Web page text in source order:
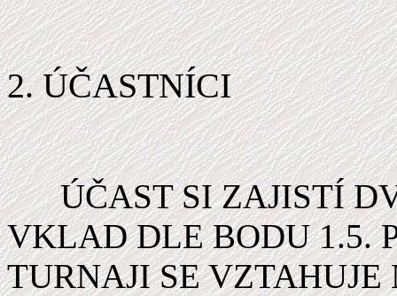
2. ÚČASTNÍCI
ÚČAST SI ZAJISTÍ
VKLAD DLE BODU 1.5.
TURNAJI SE